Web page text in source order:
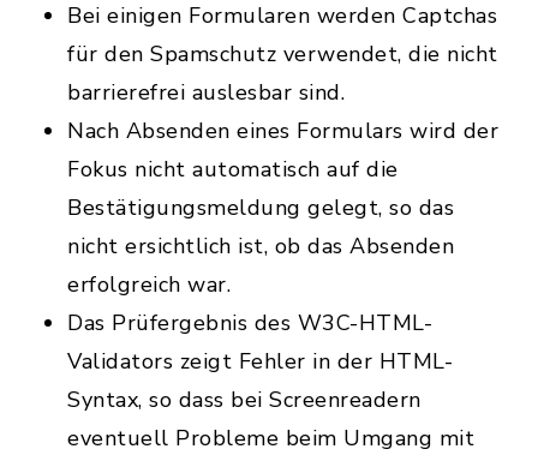
Bei einigen Formularen werden Captchas
für den Spamschutz verwendet, die nicht
barrierefrei auslesbar sind.
Nach Absenden eines Formulars wird der
Fokus nicht automatisch auf die
Bestätigungsmeldung gelegt, so das
nicht ersichtlich ist, ob das Absenden
erfolgreich war.
Das Prüfergebnis des W3C-HTML-
Validators zeigt Fehler in der HTML-
Syntax, so dass bei Screenreadern
eventuell Probleme beim Umgang mit